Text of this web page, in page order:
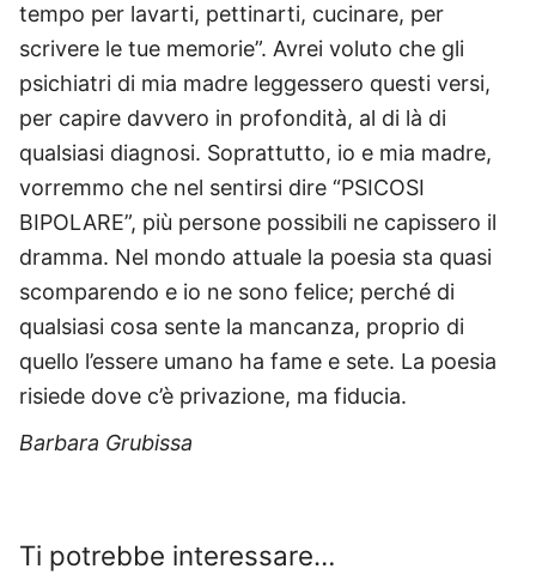
tempo per lavarti, pettinarti, cucinare, per
scrivere le tue memorie”. Avrei voluto che gli
psichiatri di mia madre leggessero questi versi,
per capire davvero in profondità, al di là di
qualsiasi diagnosi. Soprattutto, io e mia madre,
vorremmo che nel sentirsi dire “PSICOSI
BIPOLARE”, più persone possibili ne capissero il
dramma. Nel mondo attuale la poesia sta quasi
scomparendo e io ne sono felice; perché di
qualsiasi cosa sente la mancanza, proprio di
quello l’essere umano ha fame e sete. La poesia
risiede dove c’è privazione, ma fiducia.
Barbara Grubissa
Ti potrebbe interessare…